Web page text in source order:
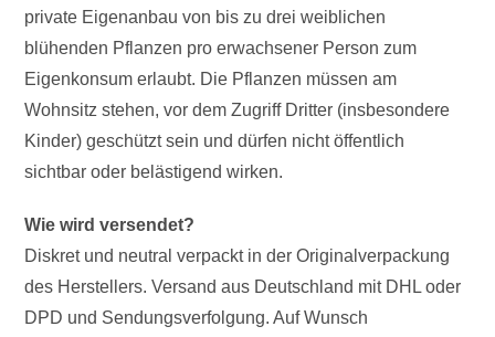
private Eigenanbau von bis zu drei weiblichen
blühenden Pflanzen pro erwachsener Person zum
Eigenkonsum erlaubt. Die Pflanzen müssen am
Wohnsitz stehen, vor dem Zugriff Dritter (insbesondere
Kinder) geschützt sein und dürfen nicht öffentlich
sichtbar oder belästigend wirken.
Wie wird versendet?
Diskret und neutral verpackt in der Originalverpackung
des Herstellers. Versand aus Deutschland mit DHL oder
DPD und Sendungsverfolgung. Auf Wunsch